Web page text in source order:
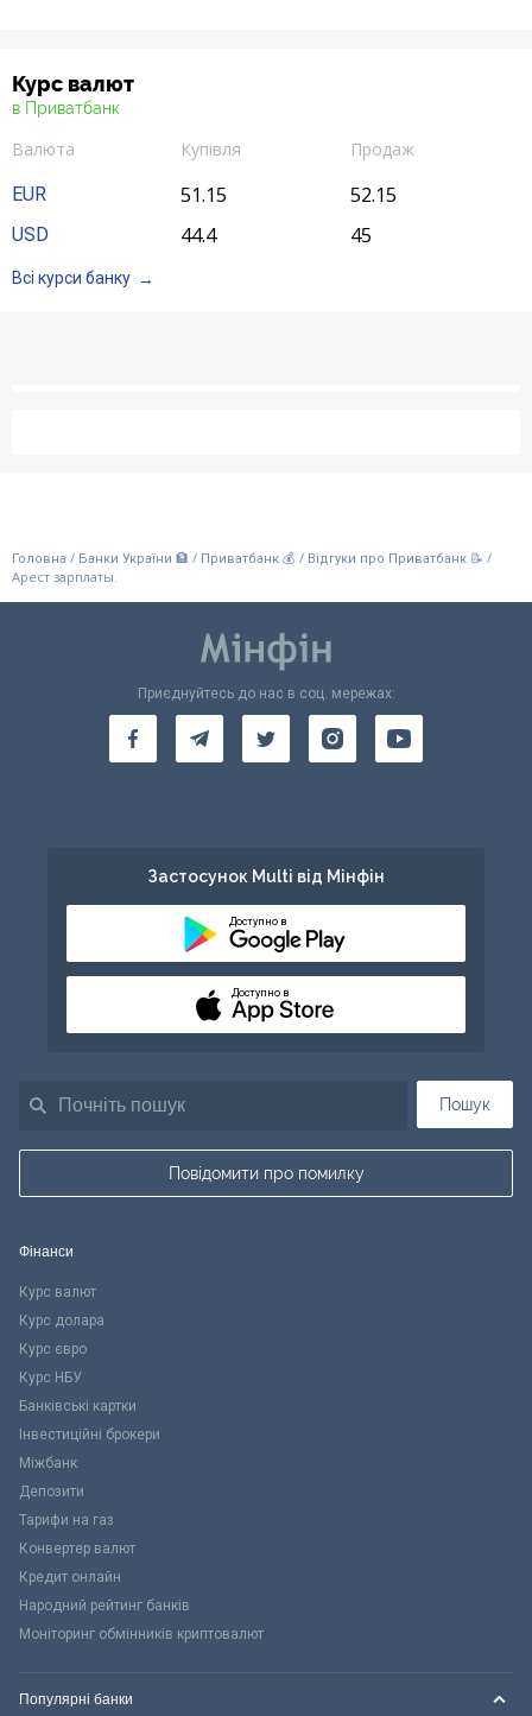
Курс валют
в Приватбанк
Валюта Купівля
Продаж
EUR
51.15 52.15
USD 44.4 45
Всі курси банку
Головна / Банки України 🏦 / Приватбанк 💰 / Відгуки про Приватбанк 📝 /
Арест зарплаты.
Пошук
Повідомити про помилку
Приєднуйтесь до нас в соц. мережах:
Застосунок Multi від Мінфін
Доступно в
Доступно в
Фінанси
Курс валют
Курс долара
Курс євро
Курс НБУ
Банківські картки
Інвестиційні брокери
Міжбанк
Депозити
Тарифи на газ
Конвертер валют
Кредит онлайн
Народний рейтинг банків
Моніторинг обмінників криптовалют
Популярні банки